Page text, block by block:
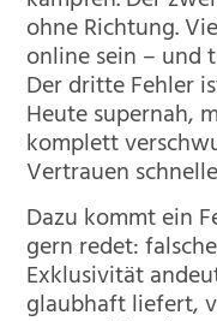
ohne Richtung.
online sein – und
Der dritte Fehler
Heute supernah,
komplett
Vertrauen
Dazu kommt ein
gern redet:
Exklusivität
glaubhaft liefert,